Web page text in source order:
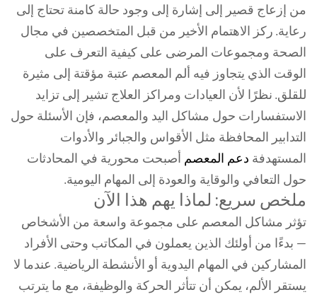
من إزعاج قصير إلى إشارة إلى وجود حالة كامنة تحتاج إلى
رعاية. ركز الاهتمام الأخير من قبل المتخصصين في مجال
الصحة ومجموعات المرضى على كيفية التعرف على
الوقت الذي يتجاوز فيه ألم المعصم عتبة مؤقتة إلى مثيرة
للقلق. نظرًا لأن العيادات ومراكز العلاج تشير إلى تزايد
الاستفسارات حول مشاكل اليد والمعصم، فإن الأسئلة حول
التدابير المحافظة مثل الأقواس والجبائر والأدوات
المستهدفة دعم المعصم أصبحت محورية في المحادثات
حول التعافي والوقاية والعودة إلى المهام اليومية.
ملخص سريع: لماذا يهم هذا الآن
تؤثر مشاكل المعصم على مجموعة واسعة من الأشخاص
— بدءًا من أولئك الذين يعملون في المكاتب وحتى الأفراد
المشاركين في المهام اليدوية أو الأنشطة الرياضية. عندما لا
يستقر الألم، يمكن أن تتأثر الحركة والوظيفة، مع ما يترتب